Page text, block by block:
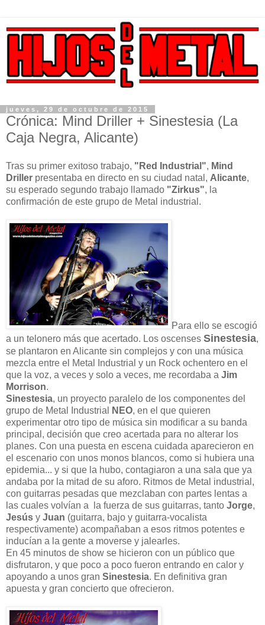
jueves, 29 de octubre de 2015
Crónica: Mind Driller + Sinestesia (La
Caja Negra, Alicante)
Tras su primer exitoso trabajo, "Red Industrial", Mind
Driller presentaba en directo en su ciudad natal, Alicante,
su esperado segundo trabajo llamado "Zirkus", la
confirmación de este grupo de Metal industrial.
Para ello se escogió
a un telonero más que acertado. Los oscenses Sinestesia,
se plantaron en Alicante sin complejos y con una música
mezcla entre el Metal Industrial y un Rock ochentero en el
que la voz, a veces y solo a veces, me recordaba a Jim
Morrison.
Sinestesia, un proyecto paralelo de los componentes del
grupo de Metal Industrial
NEO, en el que quieren
experimentar otro tipo de música sin modificar a su banda
principal, decisión que creo acertada para no alterar los
planes. Con una puesta en escena cuidada aparecieron en
el escenario con unos monos blancos, como si hubiera una
epidemia... y si que la hubo, contagiaron a una sala que ya
andaba por la mitad de su aforo. Ritmos de Metal industrial,
con guitarras pesadas que mezclaban con partes lentas a
las cuales volvían a la fuerza de sus guitarras, tanto Jorge,
Jesús y Juan (guitarra, bajo y guitarra-vocalista
respectivamente) acompañaban a esos ritmos potentes e
inducían a la gente a moverse y jalearles.
En 45 minutos de show se hicieron con un público que
disfrutaron, y que poco a poco fueron entrando en calor y
apoyando a unos gran Sinestesia. En definitiva gran
apuesta y gran concierto que ofrecieron.